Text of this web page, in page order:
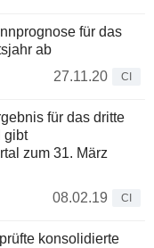
für das
ab
27.11.20
CI
für das dritte
gibt
zum 31. März
08.02.19
CI
konsolidierte